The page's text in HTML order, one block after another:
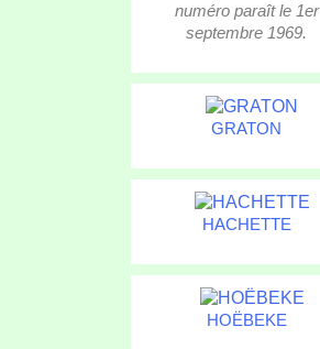
numéro paraît le 1er
septembre 1969.
GRATON
HACHETTE
HOËBEKE